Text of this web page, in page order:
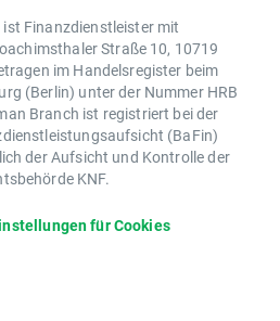
Finanzdienstleister mit
Straße 10, 10719
im Handelsregister beim
(Berlin) unter der Nummer HRB
Branch ist registriert bei der
(BaFin)
der Aufsicht und Kontrolle der
KNF.
für Cookies